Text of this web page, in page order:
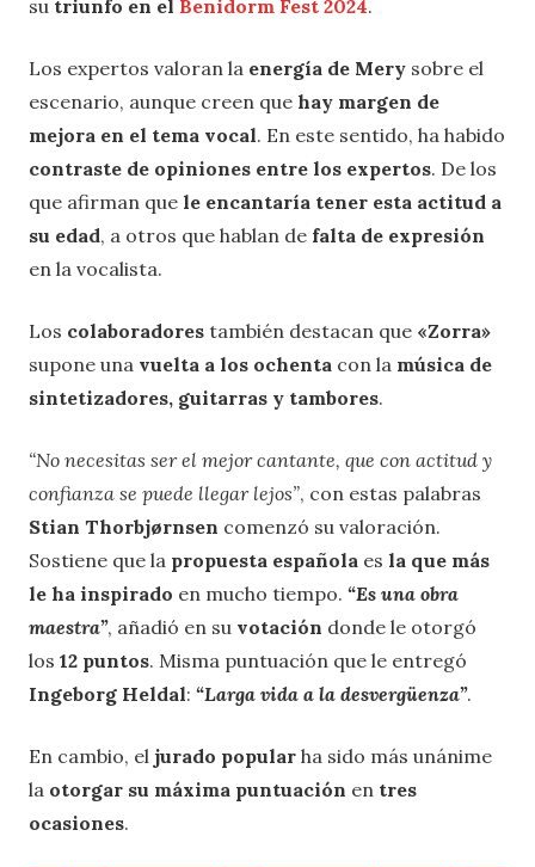
su triunfo en el Benidorm Fest 2024.
Los expertos valoran la energía de Mery sobre el
escenario, aunque creen que hay margen de
mejora en el tema vocal. En este sentido, ha habido
contraste de opiniones entre los expertos. De los
que afirman que le encantaría tener esta actitud a
su edad, a otros que hablan de falta de expresión
en la vocalista.
Los colaboradores también destacan que «Zorra»
supone una vuelta a los ochenta con la música de
sintetizadores, guitarras y tambores.
“No necesitas ser el mejor cantante, que con actitud y
confianza se puede llegar lejos”, con estas palabras
Stian Thorbjørnsen comenzó su valoración.
Sostiene que la propuesta española es la que más
le ha inspirado en mucho tiempo. “Es una obra
maestra”, añadió en su votación donde le otorgó
los 12 puntos. Misma puntuación que le entregó
Ingeborg Heldal: “Larga vida a la desvergüenza”.
En cambio, el jurado popular ha sido más unánime
la otorgar su máxima puntuación en tres
ocasiones.